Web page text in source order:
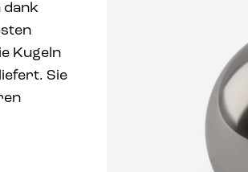
dank
Kugeln
Sie